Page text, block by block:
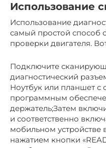
Использование
Использование
самый простой способ
проверки двигателя.
Подключите
диагностический
Ноутбук или планшет с
программным
держатель;Затем
и соответственно
мобильном устройстве
нажатием кнопки